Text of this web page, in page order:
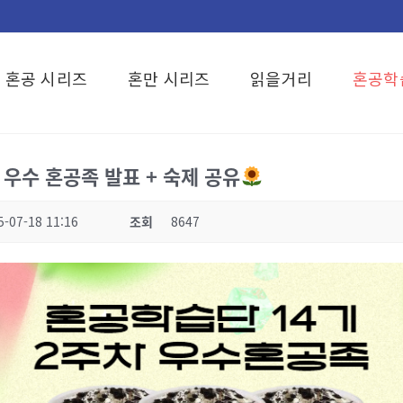
혼공 시리즈 혼만 시리즈 읽을거리 혼공
수 혼공족 발표 + 숙제 공유
07-18 11:16 조회 8647